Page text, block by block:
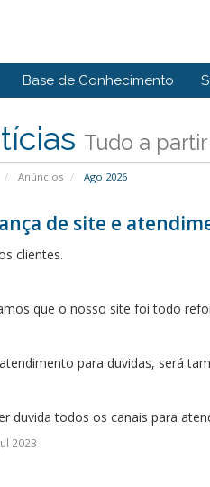
Base de Conhecimento
Tudo a
Anúncios Ago 2026
de site e
clientes.
que o nosso site foi todo
para duvidas, será
duvida todos os canais para
2023